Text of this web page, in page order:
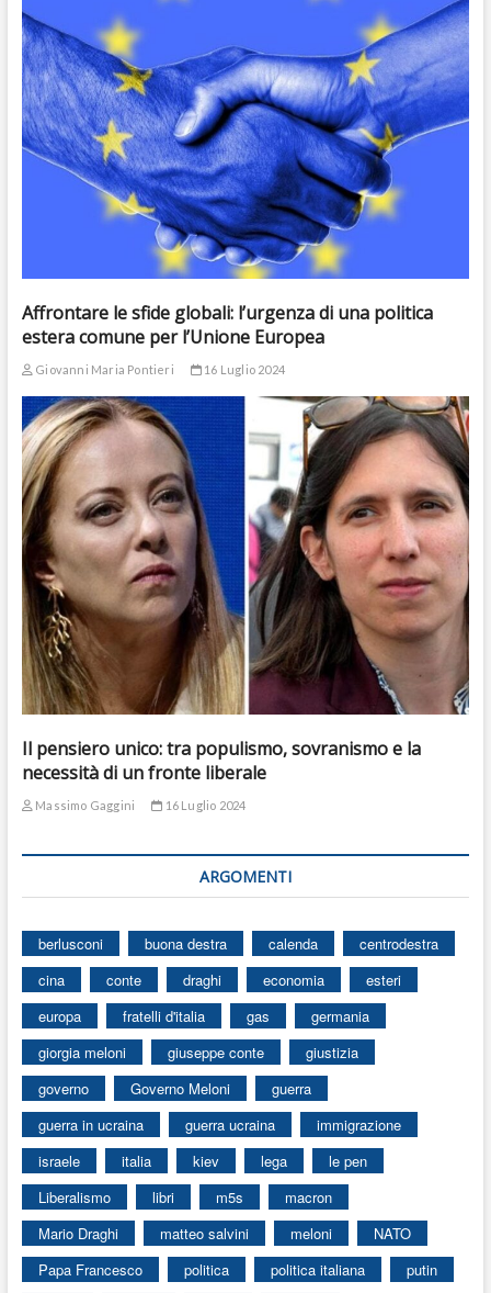
Affrontare le sfide globali: l’urgenza di una politica
estera comune per l’Unione Europea
Giovanni Maria Pontieri 16 Luglio 2024
Il pensiero unico: tra populismo, sovranismo e la
necessità di un fronte liberale
Massimo Gaggini 16 Luglio 2024
ARGOMENTI
berlusconi buona destra calenda
centrodestra
cina
conte draghi economia
esteri
europa
fratelli d'italia gas
germania
giorgia meloni
giuseppe conte
giustizia
governo
Governo Meloni
guerra
guerra in ucraina
guerra ucraina
immigrazione
israele
italia kiev lega
le pen
Liberalismo
libri m5s
macron
Mario Draghi
matteo salvini meloni
NATO
Papa Francesco
politica politica italiana
putin